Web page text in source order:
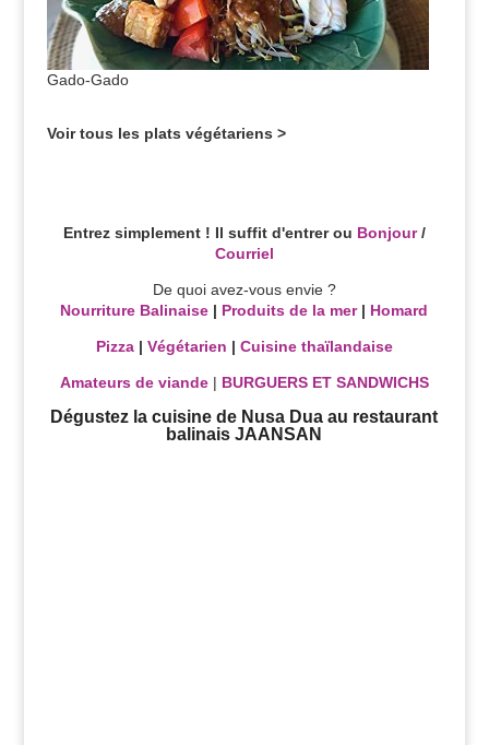
Gado-Gado
Voir tous les plats végétariens >
Entrez simplement ! Il suffit d'entrer ou Bonjour/
Courriel
De quoi avez-vous envie ?
Nourriture Balinaise | Produits de la mer| Homard
Pizza| Végétarien | Cuisine thaïlandaise
Amateurs de viande | BURGUERS ET SANDWICHS
Dégustez la cuisine de Nusa Dua au restaurant
balinais JAANSAN